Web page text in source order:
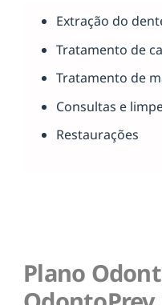
Extração do
Tratamento de
Tratamento de
Consultas e
Restaurações
Plano